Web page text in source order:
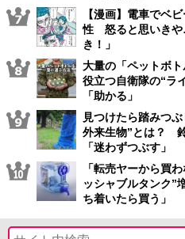
【漫画】電車でベ
性 怒ると思いきや
き！」
大量の「ペットボ
役立つ自衛隊の“ラ
「助かる」
見つけたら踏みつ
外来生物”とは？
「迷わずつぶす」
「転売ヤーから買
ッシャブルタンク
ち着いたら買う」